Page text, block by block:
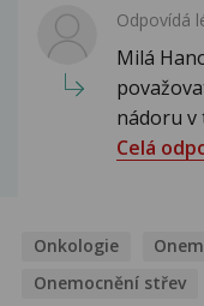
Odpovídá
Milá
nádoru v
Celá
Onkologie
Onemocnění střev